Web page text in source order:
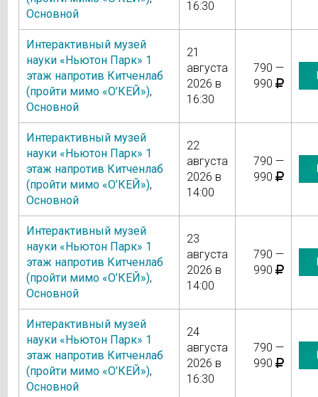
Основной
16:30
Интерактивный музей
науки «Ньютон Парк» 1
этаж напротив Китченлаб
(пройти мимо «О’КЕЙ»),
Основной
21
августа
2026 в
16:30
790 —
990
Интерактивный музей
науки «Ньютон Парк» 1
этаж напротив Китченлаб
(пройти мимо «О’КЕЙ»),
Основной
22
августа
2026 в
14:00
790 —
990
Интерактивный музей
науки «Ньютон Парк» 1
этаж напротив Китченлаб
(пройти мимо «О’КЕЙ»),
Основной
23
августа
2026 в
14:00
790 —
990
Интерактивный музей
науки «Ньютон Парк» 1
этаж напротив Китченлаб
(пройти мимо «О’КЕЙ»),
Основной
24
августа
2026 в
16:30
790 —
990